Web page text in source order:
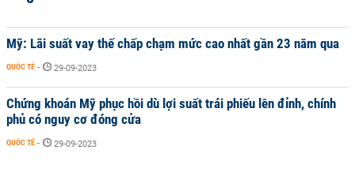
Mỹ: Lãi suất vay thế chấp chạm mức cao nhất gần 23 năm qua
QUỐC TẾ - 29-09-2023
Chứng khoán Mỹ phục hồi dù lợi suất trái phiếu lên đỉnh, chính
phủ có nguy cơ đóng cửa
QUỐC TẾ - 29-09-2023